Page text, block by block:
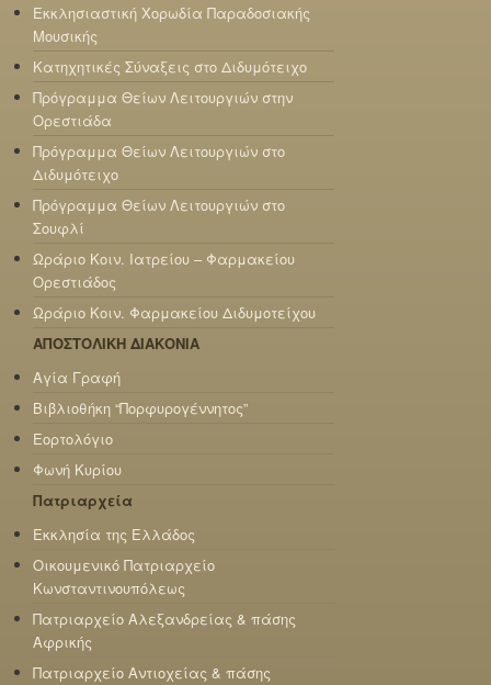
Εκκλησιαστική Χορωδία Παραδοσιακής
Μουσικής
Κατηχητικές Σύναξεις στο Διδυμότειχο
Πρόγραμμα Θείων Λειτουργιών στην
Ορεστιάδα
Πρόγραμμα Θείων Λειτουργιών στο
Διδυμότειχο
Πρόγραμμα Θείων Λειτουργιών στο
Σουφλί
Ωράριο Κοιν. Ιατρείου – Φαρμακείου
Ορεστιάδος
Ωράριο Κοιν. Φαρμακείου Διδυμοτείχου
ΑΠΟΣΤΟΛΙΚΗ ΔΙΑΚΟΝΙΑ
Αγία Γραφή
Βιβλιοθήκη “Πορφυρογέννητος”
Εορτολόγιο
Φωνή Κυρίου
Πατριαρχεία
Εκκλησία της Ελλάδος
Οικουμενικό Πατριαρχείο
Κωνσταντινουπόλεως
Πατριαρχείο Αλεξανδρείας & πάσης
Αφρικής
Πατριαρχείο Αντιοχείας & πάσης